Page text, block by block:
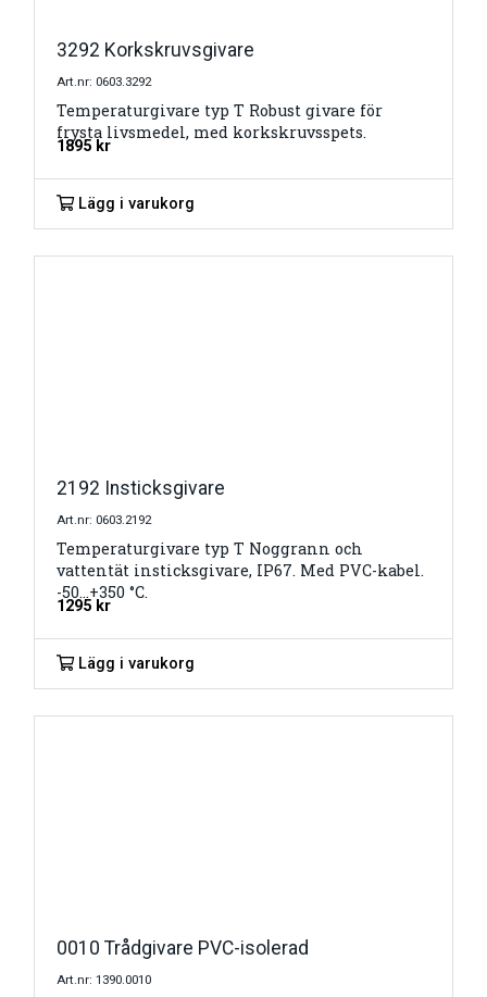
3292 Korkskruvsgivare
Art.nr: 0603.3292
Temperaturgivare typ T Robust givare för
frysta livsmedel, med korkskruvsspets.
1895 kr
Lägg i varukorg
2192 Insticksgivare
Art.nr: 0603.2192
Temperaturgivare typ T Noggrann och
vattentät insticksgivare, IP67. Med PVC-kabel.
-50…+350 °C.
1295 kr
Lägg i varukorg
0010 Trådgivare PVC-isolerad
Art.nr: 1390.0010